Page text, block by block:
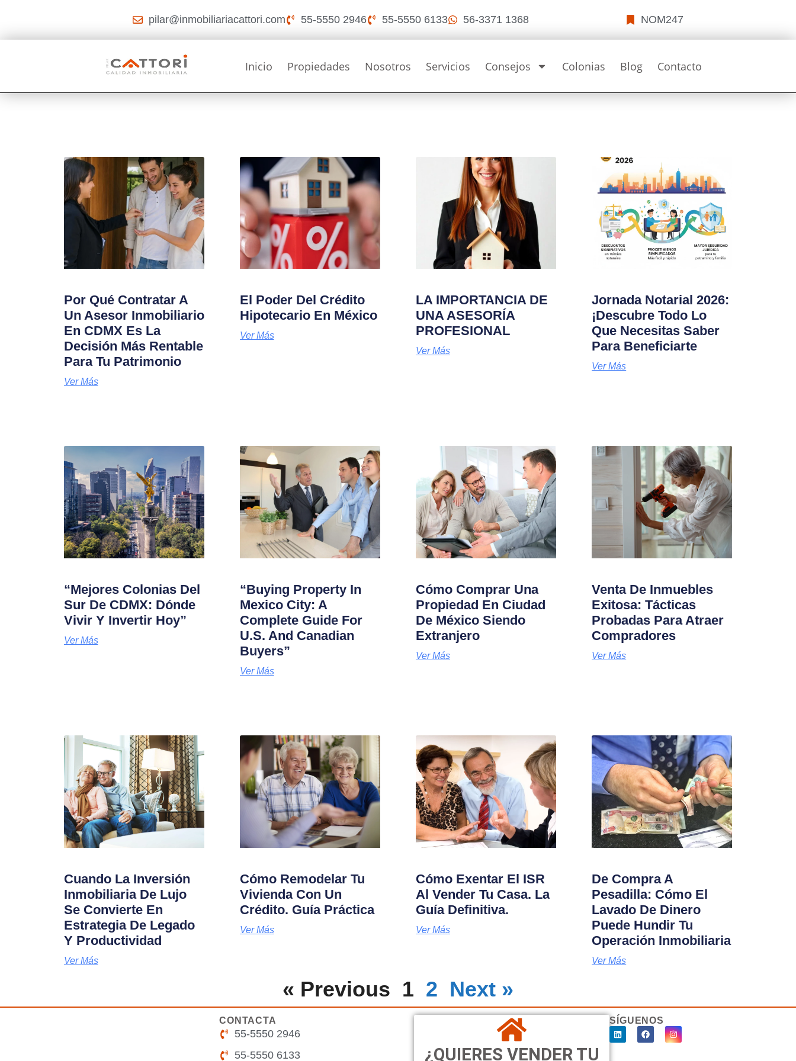
pilar@inmobiliariacattori.com 55-5550 2946 55-5550 6133 56-3371 1368 NOM247
Inicio Propiedades Nosotros Servicios Consejos Colonias Blog Contacto
Por Qué Contratar A
Un Asesor Inmobiliario
En CDMX Es La
Decisión Más Rentable
Para Tu Patrimonio
Ver Más
El Poder Del Crédito
Hipotecario En México
Ver Más
LA IMPORTANCIA DE
UNA ASESORÍA
PROFESIONAL
Ver Más
Jornada Notarial 2026:
¡Descubre Todo Lo
Que Necesitas Saber
Para Beneficiarte
Ver Más
“Mejores Colonias Del
Sur De CDMX: Dónde
Vivir Y Invertir Hoy”
Ver Más
“Buying Property In
Mexico City: A
Complete Guide For
U.S. And Canadian
Buyers”
Ver Más
Cómo Comprar Una
Propiedad En Ciudad
De México Siendo
Extranjero
Ver Más
Venta De Inmuebles
Exitosa: Tácticas
Probadas Para Atraer
Compradores
Ver Más
Cuando La Inversión
Inmobiliaria De Lujo
Se Convierte En
Estrategia De Legado
Y Productividad
Ver Más
Cómo Remodelar Tu
Vivienda Con Un
Crédito. Guía Práctica
Ver Más
Cómo Exentar El ISR
Al Vender Tu Casa. La
Guía Definitiva.
Ver Más
De Compra A
Pesadilla: Cómo El
Lavado De Dinero
Puede Hundir Tu
Operación Inmobiliaria
Ver Más
« Previous 1 2 Next »
CONTACTA
55-5550 2946
55-5550 6133
¿QUIERES VENDER TU
SÍGUENOS